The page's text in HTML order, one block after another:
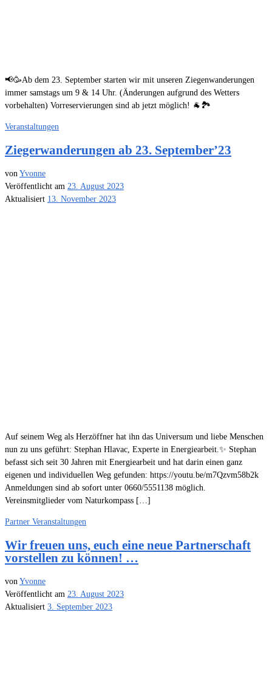
📢🥳Ab dem 23. September starten wir mit unseren Ziegenwanderungen
immer samstags um 9 & 14 Uhr. (Änderungen aufgrund des Wetters
vorbehalten) Vorreservierungen sind ab jetzt möglich! 🐐🏞️
Veranstaltungen
Ziegerwanderungen ab 23. September’23
vonYvonne
Veröffentlicht am 23. August 2023
Aktualisiert 13. November 2023
Auf seinem Weg als Herzöffner hat ihn das Universum und liebe Menschen
nun zu uns geführt: Stephan Hlavac, Experte in Energiearbeit.✨ Stephan
befasst sich seit 30 Jahren mit Energiearbeit und hat darin einen ganz
eigenen und individuellen Weg gefunden: https://youtu.be/m7Qzvm58b2k
Anmeldungen sind ab sofort unter 0660/5551138 möglich.
Vereinsmitglieder vom Naturkompass […]
Partner Veranstaltungen
Wir freuen uns, euch eine neue Partnerschaft
vorstellen zu können! …
vonYvonne
Veröffentlicht am 23. August 2023
Aktualisiert 3. September 2023